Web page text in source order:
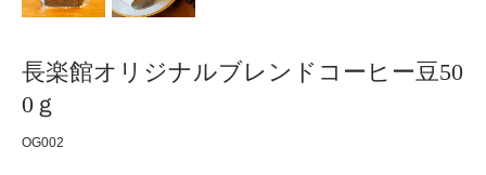
長楽館オリジナルブレンドコーヒー豆50
0ｇ
OG002